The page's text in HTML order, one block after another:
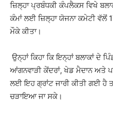
ਜ਼ਿਲ੍ਹਾ ਪ੍ਰਬੰਧਕੀ ਕੰਪਲੈਕਸ ਵਿਖੇ
ਕੰਮਾਂ ਲਈ ਜ਼ਿਲ੍ਹਾ ਯੋਜਨਾ ਕਮੇਟੀ ਵੱਲੋਂ
ਮੌਕੇ ਕੀਤਾ।
ਉਨ੍ਹਾਂ ਕਿਹਾ ਕਿ ਇਨ੍ਹਾਂ ਬਲਾਕਾਂ ਦੇ
ਆਂਗਨਵਾੜੀ ਕੇਂਦਰਾਂ, ਖੇਡ ਮੈਦਾਨ ਅਤੇ
ਲਈ ਇਹ ਗ੍ਰਾਂਟ ਜਾਰੀ ਕੀਤੀ ਗਈ ਹੈ
ਚੜਾਇਆ ਜਾ ਸਕੇ।